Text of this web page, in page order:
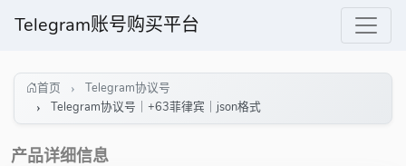
Telegram账号购买平台
首页
Telegram协议号
Telegram协议号｜+63菲律宾｜json格式
产品详细信息